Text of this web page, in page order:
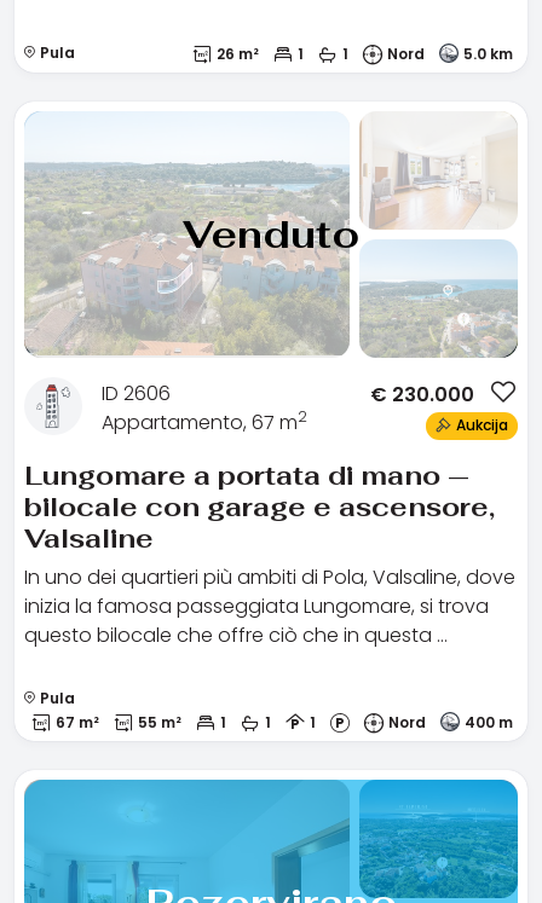
Pula 26 m² 1 1 Nord 5.0 km
Venduto
ID 2606
Appartamento, 67 m2 Aukcija
€ 230.000
Lungomare a portata di mano —
bilocale con garage e ascensore,
Valsaline
In uno dei quartieri più ambiti di Pola, Valsaline, dove
inizia la famosa passeggiata Lungomare, si trova
questo bilocale che offre ciò che in questa …
Pula
67 m²
55 m² 1 1 1 Nord 400 m